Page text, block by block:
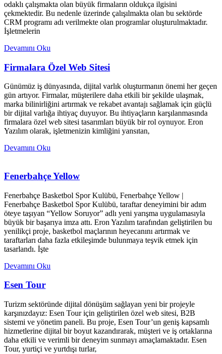
odaklı çalışmakta olan büyük firmaların oldukça ilgisini
çekmektedir. Bu nedenle üzerinde çalışılmakta olan bu sektörde
CRM programı adı verilmekte olan programlar oluşturulmaktadır.
İşletmelerin
Devamını Oku
Firmalara Özel Web Sitesi
Günümüz iş dünyasında, dijital varlık oluşturmanın önemi her geçen
gün artıyor. Firmalar, müşterilere daha etkili bir şekilde ulaşmak,
marka bilinirliğini artırmak ve rekabet avantajı sağlamak için güçlü
bir dijital varlığa ihtiyaç duyuyor. Bu ihtiyaçların karşılanmasında
firmalara özel web sitesi tasarımları büyük bir rol oynuyor. Eron
Yazılım olarak, işletmenizin kimliğini yansıtan,
Devamını Oku
Fenerbahçe Yellow
Fenerbahçe Basketbol Spor Kulübü, Fenerbahçe Yellow |
Fenerbahçe Basketbol Spor Kulübü, taraftar deneyimini bir adım
öteye taşıyan “Yellow Soruyor” adlı yeni yarışma uygulamasıyla
büyük bir başarıya imza attı. Eron Yazılım tarafından geliştirilen bu
yenilikçi proje, basketbol maçlarının heyecanını artırmak ve
taraftarları daha fazla etkileşimde bulunmaya teşvik etmek için
tasarlandı. İşte
Devamını Oku
Esen Tour
Turizm sektöründe dijital dönüşüm sağlayan yeni bir projeyle
karşınızdayız: Esen Tour için geliştirilen özel web sitesi, B2B
sistemi ve yönetim paneli. Bu proje, Esen Tour’un geniş kapsamlı
hizmetlerine dijital bir boyut kazandırarak, müşteri ve iş ortaklarına
daha etkili ve verimli bir deneyim sunmayı amaçlamaktadır. Esen
Tour, yurtiçi ve yurtdışı turlar,